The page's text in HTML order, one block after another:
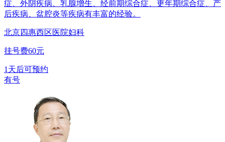
症、外阴疾病、乳腺增生、经前期综合症、更年期综合症、产
后疾病、盆腔炎等疾病有丰富的经验。
北京四惠西区医院妇科
挂号费60元
1天后可预约
有号